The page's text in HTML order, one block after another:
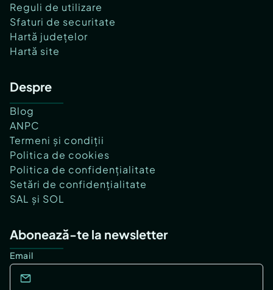
Reguli de utilizare
Sfaturi de securitate
Hartă județelor
Hartă site
Despre
Blog
ANPC
Termeni și condiții
Politica de cookies
Politica de confidențialitate
Setări de confidențialitate
SAL și SOL
Abonează-te la newsletter
Email